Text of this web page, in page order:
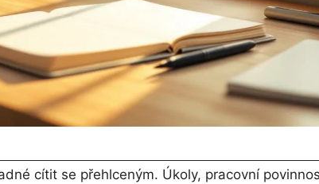
cítit se přehlceným. Úkoly, pracovní